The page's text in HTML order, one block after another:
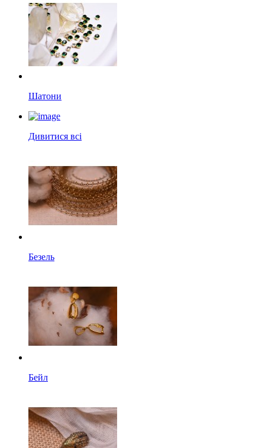
Шатони
Дивитися всі
Безель
Бейл